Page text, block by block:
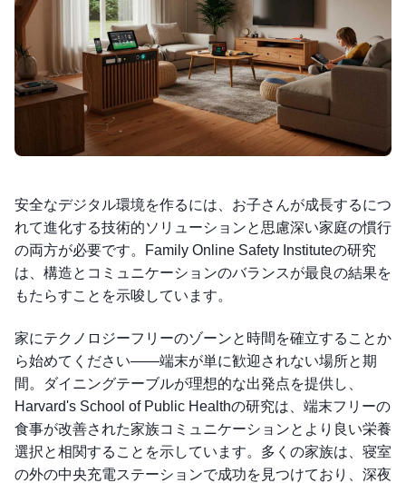
安全なデジタル環境を作るには、お子さんが成長するにつ
れて進化する技術的ソリューションと思慮深い家庭の慣行
の両方が必要です。Family Online Safety Instituteの研究
は、構造とコミュニケーションのバランスが最良の結果を
もたらすことを示唆しています。
家にテクノロジーフリーのゾーンと時間を確立することか
ら始めてください——端末が単に歓迎されない場所と期
間。ダイニングテーブルが理想的な出発点を提供し、
Harvard's School of Public Healthの研究は、端末フリーの
食事が改善された家族コミュニケーションとより良い栄養
選択と相関することを示しています。多くの家族は、寝室
の外の中央充電ステーションで成功を見つけており、深夜